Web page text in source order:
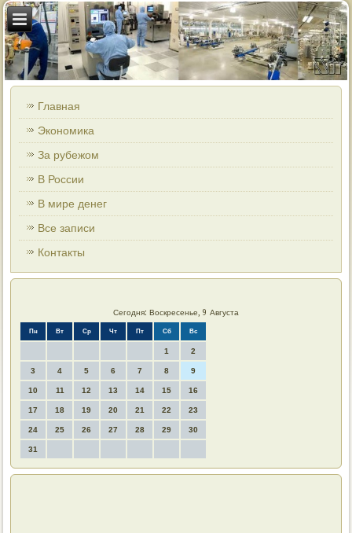
Главная
Экономика
За рубежом
В России
В мире денег
Все записи
Контакты
Сегодня: Воскресенье, 9 Августа
Пн Вт Ср Чт Пт Сб Вс
1 2
3 4 5 6 7 8 9
10 11 12 13 14 15 16
17 18 19 20 21 22 23
24 25 26 27 28 29 30
31